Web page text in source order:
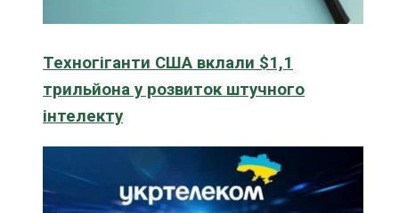
Техногіганти США вклали $1,1
трильйона у розвиток штучного
інтелекту